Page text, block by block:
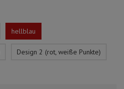
hellblau
Design 2 (rot, weiße Punkte)